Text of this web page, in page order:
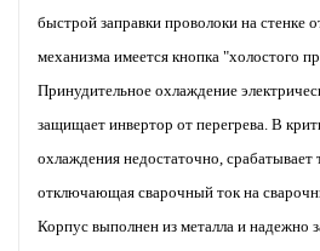
быстрой заправки проволоки на стенке
механизма имеется кнопка "холостого
Принудительное охлаждение
защищает инвертор от перегрева. В
охлаждения недостаточно, срабатывает
отключающая сварочный ток на
Корпус выполнен из металла и надежно